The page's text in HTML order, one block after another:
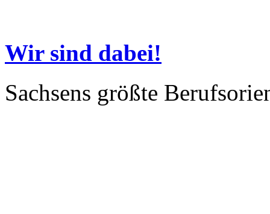
Wir sind dabei!
Sachsens größte